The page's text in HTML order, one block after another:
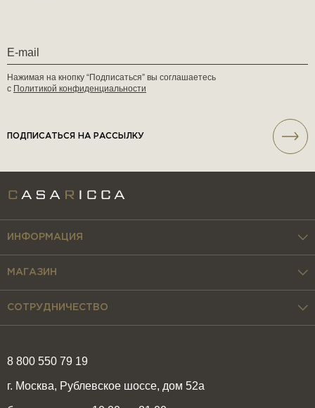
Нажимая на кнопку “Подписаться” вы соглашаетесь
с Политикой конфиденциальности
ПОДПИСАТЬСЯ НА РАССЫЛКУ
8 800 550 79 19
г. Москва, Рублевское шоссе, дом 52а
ИНФОРМАЦИЯ
МАГАЗИН
СОТРУДНИЧЕСТВО